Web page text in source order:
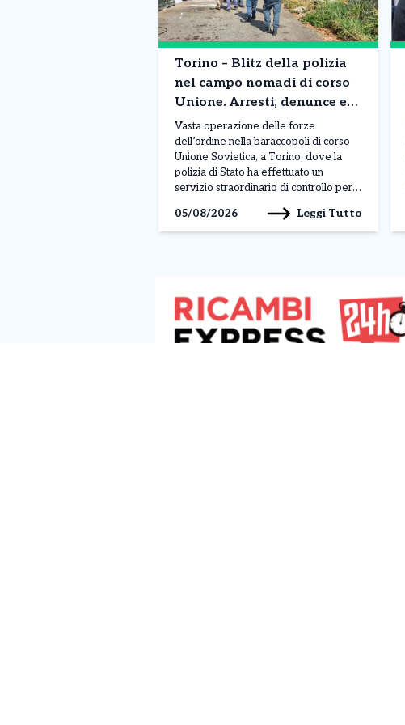
Torino – Blitz della polizia
nel campo nomadi di corso
Unione. Arresti, denunce e
sequestri
Vasta operazione delle forze
dell’ordine nella baraccopoli di corso
Unione Sovietica, a Torino, dove la
polizia di Stato ha effettuato un
servizio straordinario di controllo per
degrado. L’intervento, coordinato dal
commissariato Mirafiori e svolto con il
[…]
05/08/2026 Leggi Tutto